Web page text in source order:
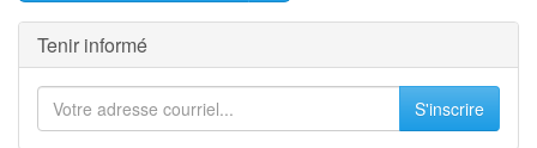
Tenir informé
S'inscrire